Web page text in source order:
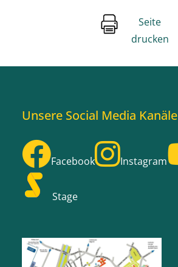
Seite
drucken
Unsere Social Media Kanäle
Facebook Instagram
Stage